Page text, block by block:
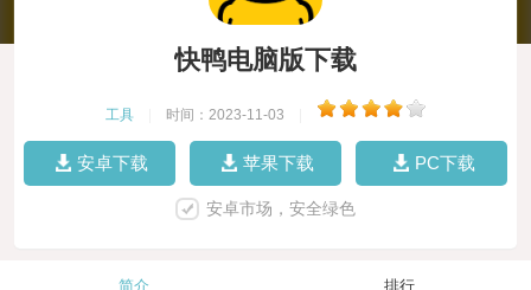
快鸭电脑版下载
工具 时间：2023-11-03
安卓下载 苹果下载 PC下载
安卓市场，安全绿色
简介 排行